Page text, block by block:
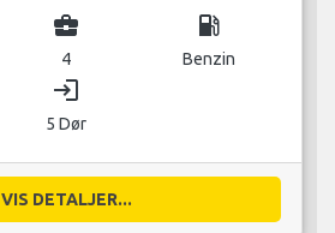
business_center
4
local_gas_station
Benzin
login
5 Dør
VIS DETALJER...